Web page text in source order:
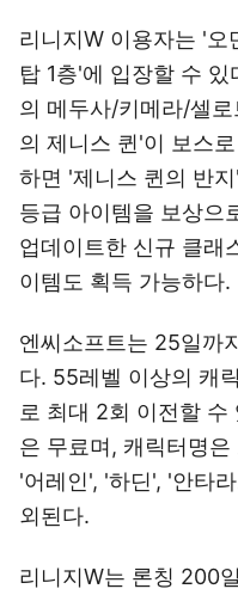
리니지W 이용자는 '오
탑 1층'에 입장할 수
의 메두사/키메라/셀
의 제니스 퀸'이 보스
하면 '제니스 퀸의 반
등급 아이템을 보상으
업데이트한 신규 클래
이템도 획득 가능하다.
엔씨소프트는 25일까
다. 55레벨 이상의 캐
로 최대 2회 이전할
은 무료며, 캐릭터명
'어레인', '하딘', '안타
외된다.
리니지W는 론칭 200